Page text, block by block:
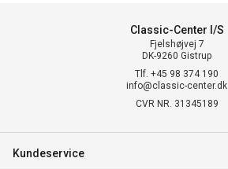
Classic-Center I/S
Fjelshøjvej 7
DK-9260 Gistrup
Tlf. +45 98 374 190
info@classic-center.dk
CVR NR. 31345189
Kundeservice